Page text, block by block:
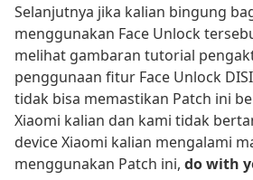
Selanjutnya jika kalian bingung
menggunakan Face Unlock
melihat gambaran tutorial
penggunaan fitur Face Unlock
tidak bisa memastikan Patch ini
Xiaomi kalian dan kami tidak
device Xiaomi kalian mengalami
menggunakan Patch ini, do with